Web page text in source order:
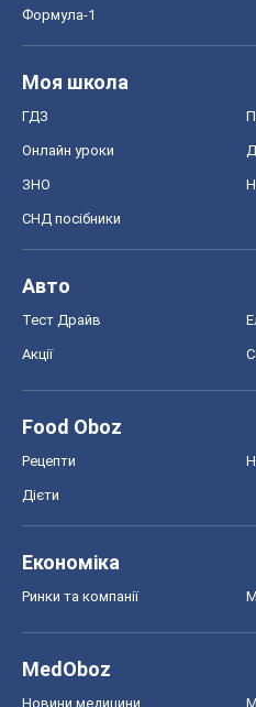
Формула-1
Моя школа
ГДЗ
Онлайн уроки
ЗНО
СНД посібники
Авто
Тест Драйв
Акції
Food Oboz
Рецепти
Дієти
Економіка
Ринки та компанії
MedOboz
Новини медицини